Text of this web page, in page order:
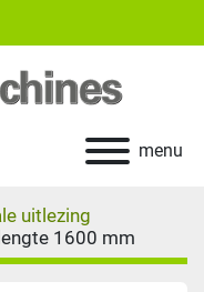
menu
uitlezing
1600 mm